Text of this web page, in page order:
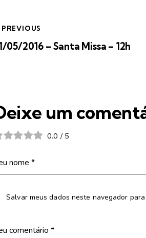
PREVIOUS
05/2016 – Santa Missa – 12h
um
0.0 / 5
Salvar meus dados neste navegador